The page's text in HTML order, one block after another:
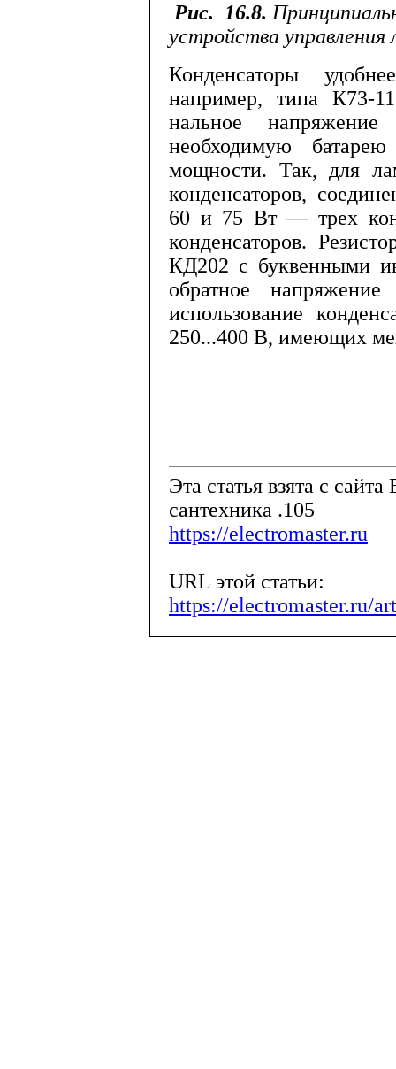
Рис. 16.8.
устройства управления
Конденсаторы
например, типа
нальное
необходимую
мощности. Так, для
конденсаторов,
60 и 75 Вт — трех
конденсаторов.
КД202 с буквенными
обратное
использование
250...400 В, имеющих
Эта статья взята с
сантехника .105
https://electromaster.ru
URL этой статьи:
https://electromaster.ru/